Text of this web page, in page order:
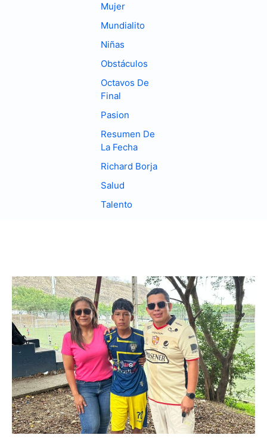
Mujer
Mundialito
Niñas
Obstáculos
Octavos De
Final
Pasion
Resumen De
La Fecha
Richard Borja
Salud
Talento